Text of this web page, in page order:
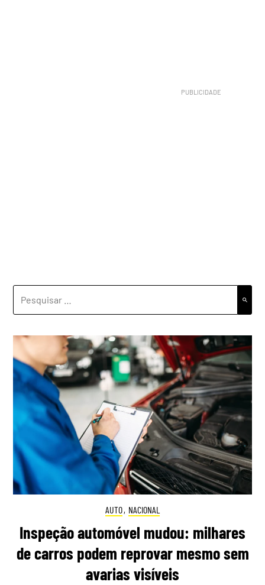
POR:
AUTO, NACIONAL
Inspeção automóvel mudou: milhares
de carros podem reprovar mesmo sem
avarias visíveis